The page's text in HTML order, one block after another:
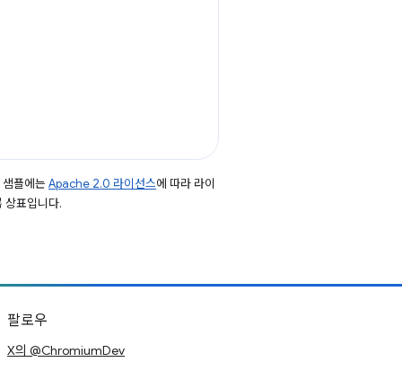
플에는 Apache 2.0 라이선스에 따라 라이
표입니다.
팔로우
X의 @ChromiumDev